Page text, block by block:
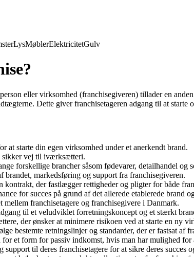
LysMøblerElektricitetGulv
eller virksomhed (franchisegiveren) tillader en
Dette giver franchisetageren adgang til at
at starte din egen virksomhed under et anerkendt brand.
sikker vej til iværksætteri.
forskellige brancher såsom fødevarer, detailhandel og
markedsføring og support fra franchisegiveren.
kontrakt, der fastlægger rettigheder og pligter for både
for succes på grund af det allerede etablerede brand
franchisetagere og franchisegivere i Danmark.
til et veludviklet forretningskoncept og et stærkt
der ønsker at minimere risikoen ved at starte en ny
bestemte retningslinjer og standarder, der er fastsat af
et form for passiv indkomst, hvis man har mulighed for
til deres franchisetagere for at sikre deres succes